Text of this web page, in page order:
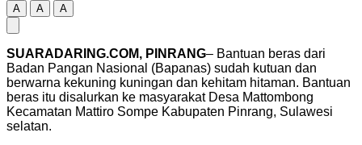
A A A
SUARADARING.COM, PINRANG– Bantuan beras dari
Badan Pangan Nasional (Bapanas) sudah kutuan dan
berwarna kekuning kuningan dan kehitam hitaman. Bantuan
beras itu disalurkan ke masyarakat Desa Mattombong
Kecamatan Mattiro Sompe Kabupaten Pinrang, Sulawesi
selatan.